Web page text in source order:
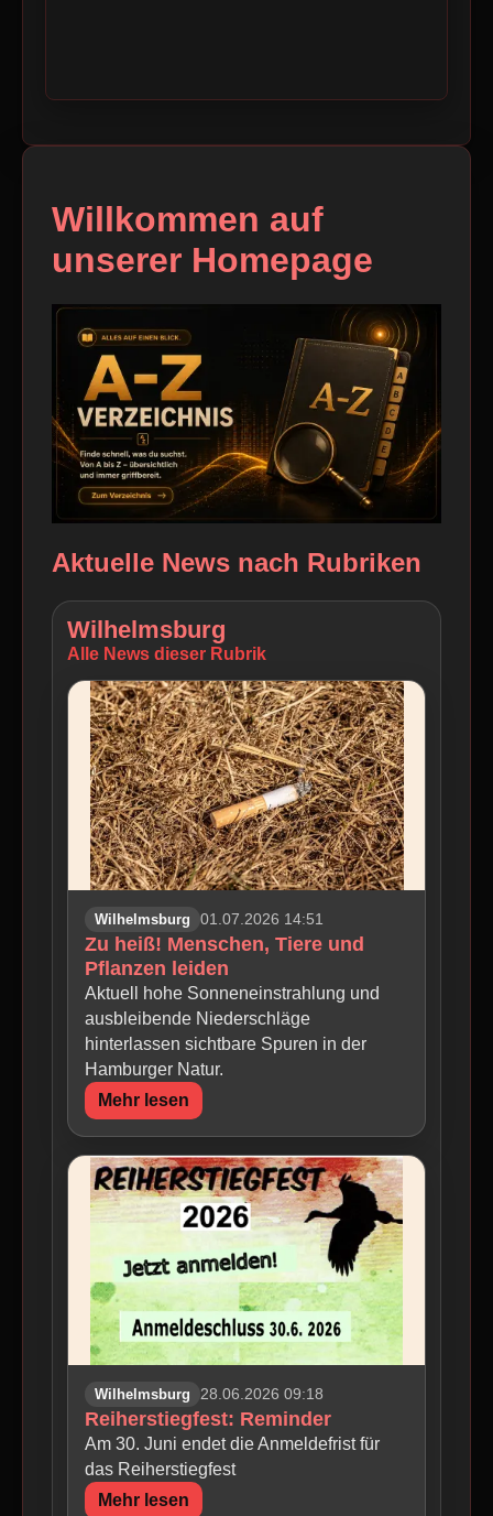
Willkommen auf
unserer Homepage
Aktuelle News nach Rubriken
Wilhelmsburg
Alle News dieser Rubrik
Wilhelmsburg 01.07.2026 14:51
Zu heiß! Menschen, Tiere und
Pflanzen leiden
Aktuell hohe Sonneneinstrahlung und
ausbleibende Niederschläge
hinterlassen sichtbare Spuren in der
Hamburger Natur.
Mehr lesen
Wilhelmsburg 28.06.2026 09:18
Reiherstiegfest: Reminder
Am 30. Juni endet die Anmeldefrist für
das Reiherstiegfest
Mehr lesen